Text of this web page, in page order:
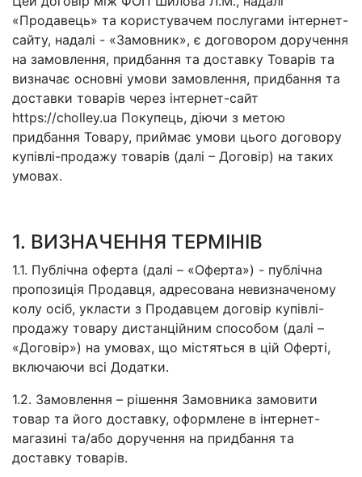
«Продавець» та користувачем послугами інтернет-
сайту, надалі - «Замовник», є договором доручення
на замовлення, придбання та доставку Товарів та
визначає основні умови замовлення, придбання та
доставки товарів через інтернет-сайт
https://cholley.ua Покупець, діючи з метою
придбання Товару, приймає умови цього договору
купівлі-продажу товарів (далі – Договір) на таких
умовах.
1. ВИЗНАЧЕННЯ ТЕРМІНІВ
1.1. Публічна оферта (далі – «Оферта») - публічна
пропозиція Продавця, адресована невизначеному
колу осіб, укласти з Продавцем договір купівлі-
продажу товару дистанційним способом (далі –
«Договір») на умовах, що містяться в цій Оферті,
включаючи всі Додатки.
1.2. Замовлення – рішення Замовника замовити
товар та його доставку, оформлене в інтернет-
магазині та/або доручення на придбання та
доставку товарів.